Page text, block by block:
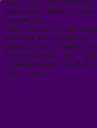
que les informations
exploitées* dans le
de contact.
Vous pouvez vous
moment en cliquant sur
page de nos emails.
d'informations sur
confidentialité,
site web